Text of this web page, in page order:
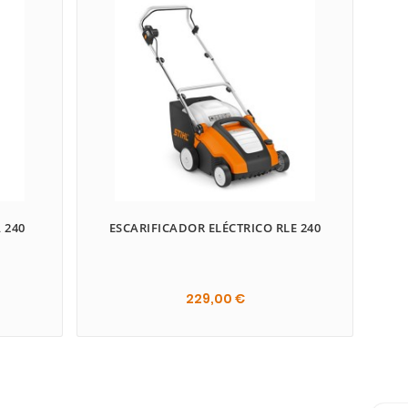
240 ESCARIFICADOR ELÉCTRICO RLE 240
229,00 €